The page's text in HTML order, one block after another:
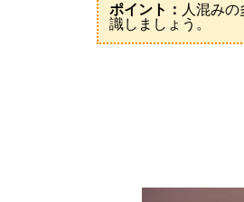
ポイント： 人混み
識しましょう。